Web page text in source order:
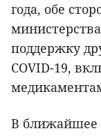
года, обе
поддержку
COVID-19,
В ближайшее